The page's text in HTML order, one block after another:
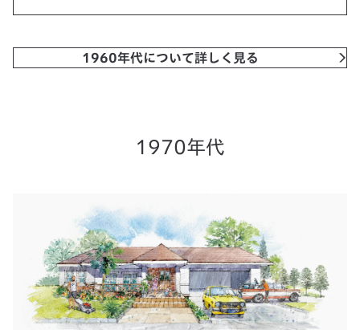
1960年代について詳しく見る
1970年代